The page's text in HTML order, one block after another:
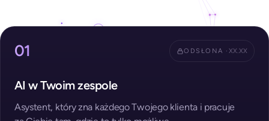
01 ODSŁONA ·XX.XX
AI w Twoim zespole
Asystent, który zna każdego Twojego klienta i pracuje